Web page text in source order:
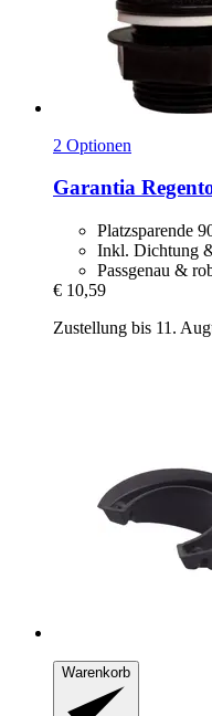
2 Optionen
Garantia
Platzsparende
Inkl. Dichtung
Passgenau &
€ 10,59
Zustellung bis 11.
Warenkorb